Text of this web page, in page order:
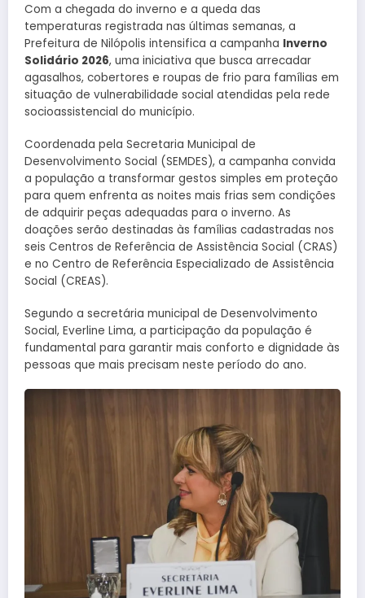
Com a chegada do inverno e a queda das
temperaturas registrada nas últimas semanas, a
Prefeitura de Nilópolis intensifica a campanha Inverno
Solidário 2026, uma iniciativa que busca arrecadar
agasalhos, cobertores e roupas de frio para famílias em
situação de vulnerabilidade social atendidas pela rede
socioassistencial do município.
Coordenada pela Secretaria Municipal de
Desenvolvimento Social (SEMDES), a campanha convida
a população a transformar gestos simples em proteção
para quem enfrenta as noites mais frias sem condições
de adquirir peças adequadas para o inverno. As
doações serão destinadas às famílias cadastradas nos
seis Centros de Referência de Assistência Social (CRAS)
e no Centro de Referência Especializado de Assistência
Social (CREAS).
Segundo a secretária municipal de Desenvolvimento
Social, Everline Lima, a participação da população é
fundamental para garantir mais conforto e dignidade às
pessoas que mais precisam neste período do ano.